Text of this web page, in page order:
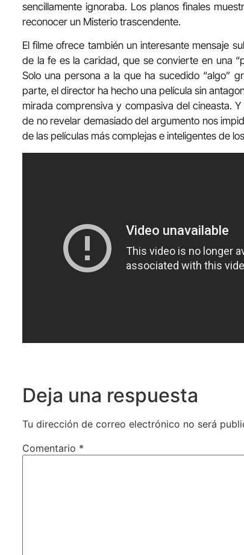
sencillamente ignoraba. Los planos finales
reconocer un Misterio trascendente.
El filme ofrece también un interesante mensaje
de la fe es la caridad, que se convierte en una
Solo una persona a la que ha sucedido “algo”
parte, el director ha hecho una película sin
mirada comprensiva y compasiva del cineasta.
de no revelar demasiado del argumento nos
de las películas más complejas e inteligentes de
Deja una respuesta
Tu dirección de correo electrónico no será
Comentario *